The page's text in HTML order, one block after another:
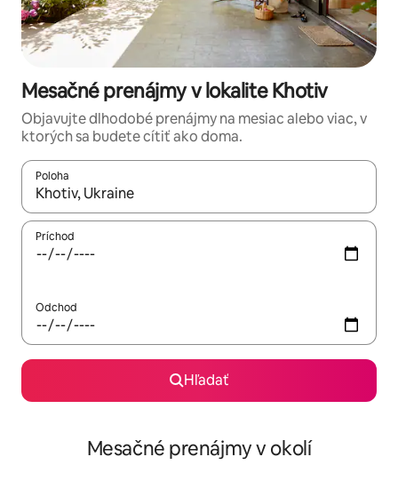
Mesačné prenájmy v lokalite Khotiv
Objavujte dlhodobé prenájmy na mesiac alebo viac, v
ktorých sa budete cítiť ako doma.
Poloha
Keď budú výsledky k dispozícii, môžete si ich prechádzať
Príchod
Odchod
Hľadať
Mesačné prenájmy v okolí